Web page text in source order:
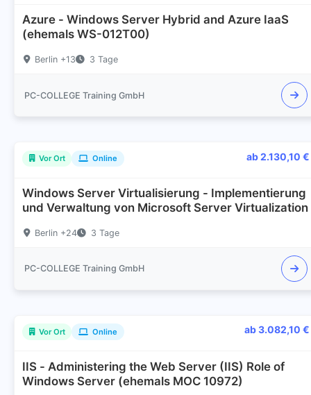
Azure - Windows Server Hybrid and Azure IaaS
(ehemals WS-012T00)
Berlin +13 3 Tage
PC-COLLEGE Training GmbH
Vor Ort Online ab 2.130,10 €
Windows Server Virtualisierung - Implementierung
und Verwaltung von Microsoft Server Virtualization
Berlin +24 3 Tage
PC-COLLEGE Training GmbH
Vor Ort Online ab 3.082,10 €
IIS - Administering the Web Server (IIS) Role of
Windows Server (ehemals MOC 10972)